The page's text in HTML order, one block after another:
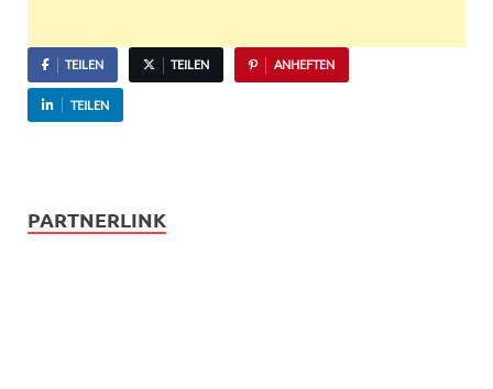
TEILEN TEILEN ANHEFTEN
TEILEN
PARTNERLINK